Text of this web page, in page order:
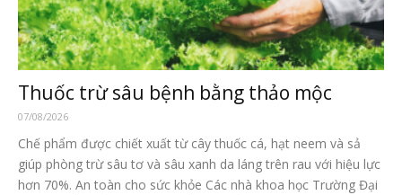
Thuốc trừ sâu bệnh bằng thảo mộc
07/08/2026
Chế phẩm được chiết xuất từ cây thuốc cá, hạt neem và sả
giúp phòng trừ sâu tơ và sâu xanh da láng trên rau với hiệu lực
hơn 70%. An toàn cho sức khỏe Các nhà khoa học Trường Đại